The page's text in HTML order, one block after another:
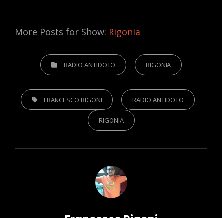
More Posts for Show: Rigonia
CATEGORIESRADIO ANTIDOTO RIGONIA
TAGS, FRANCESCO RIGONI RADIO ANTIDOTO
RIGONIA